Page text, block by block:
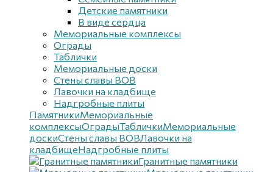
Детские памятники
В виде сердца
Мемориальные комплексы
Ограды
Таблички
Мемориальные доски
Стены славы ВОВ
Лавочки на кладбище
Надгробные плиты
ПамятникиМемориальные
комплексыОградыТабличкиМемориальные
доскиСтены славы ВОВЛавочки на
кладбищеНадгробные плиты
Гранитные памятники